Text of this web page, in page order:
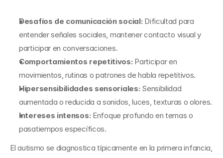
Desafíos de comunicación social: Dificultad para
entender señales sociales, mantener contacto visual y
participar en conversaciones.
Comportamientos repetitivos: Participar en
movimientos, rutinas o patrones de habla repetitivos.
Hipersensibilidades sensoriales: Sensibilidad
aumentada o reducida a sonidos, luces, texturas o olores.
Intereses intensos: Enfoque profundo en temas o
pasatiempos específicos.
El autismo se diagnostica típicamente en la primera infancia,